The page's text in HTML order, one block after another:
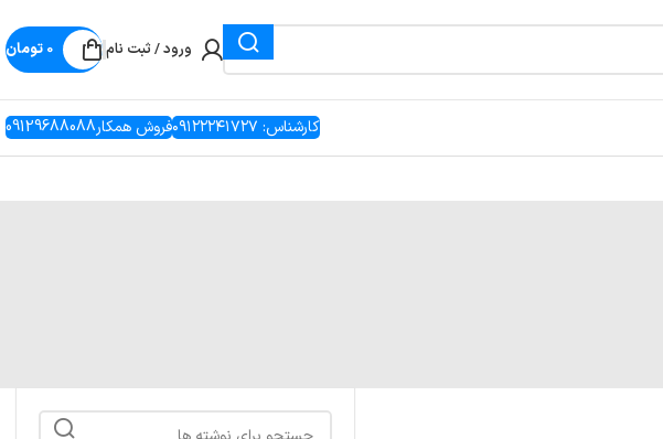
ورود / ثبت نام 0 تومان
کارشناس: ۰۹۱۲۲۲۴۱۷۲۷ فروش همکار09129688088